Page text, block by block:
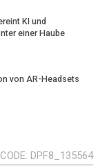
KI und
einer Haube
von AR-Headsets
DPF8_135564